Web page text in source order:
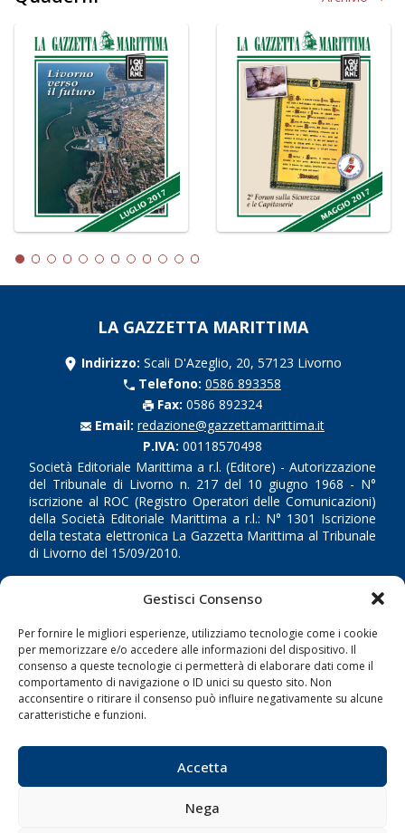
Gestisci Consenso
Per fornire le migliori esperienze, utilizziamo tecnologie come i cookie
per memorizzare e/o accedere alle informazioni del dispositivo. Il
consenso a queste tecnologie ci permetterà di elaborare dati come il
comportamento di navigazione o ID unici su questo sito. Non
acconsentire o ritirare il consenso può influire negativamente su alcune
caratteristiche e funzioni.
Accetta
Nega
LA GAZZETTA MARITTIMA
Indirizzo: Scali D'Azeglio, 20, 57123 Livorno
Telefono: 0586 893358
Fax: 0586 892324
Email: redazione@gazzettamarittima.it
P.IVA: 00118570498
Società Editoriale Marittima a r.l. (Editore) - Autorizzazione
del Tribunale di Livorno n. 217 del 10 giugno 1968 - N°
iscrizione al ROC (Registro Operatori delle Comunicazioni)
della Società Editoriale Marittima a r.l.: N° 1301 Iscrizione
della testata elettronica La Gazzetta Marittima al Tribunale
di Livorno del 15/09/2010.
LINK
Shipping
Porti/Interporti
Trasporti
Sostenibilità
Compagnie di Navigazione
Blue economy